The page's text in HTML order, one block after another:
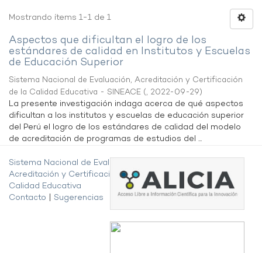
Mostrando ítems 1-1 de 1
Aspectos que dificultan el logro de los
estándares de calidad en Institutos y Escuelas
de Educación Superior
Sistema Nacional de Evaluación, Acreditación y Certificación
de la Calidad Educativa - SINEACE (, 2022-09-29)
La presente investigación indaga acerca de qué aspectos
dificultan a los institutos y escuelas de educación superior
del Perú el logro de los estándares de calidad del modelo
de acreditación de programas de estudios del ...
Sistema Nacional de Evaluación,
Acreditación y Certificación de la
Calidad Educativa
Contacto
Sugerencias